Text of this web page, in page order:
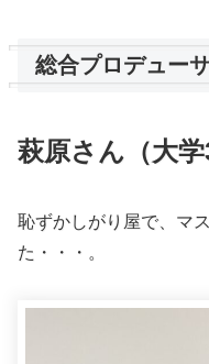
総合プロデュー
萩原さん（大学
恥ずかしがり屋で、マ
た・・・。